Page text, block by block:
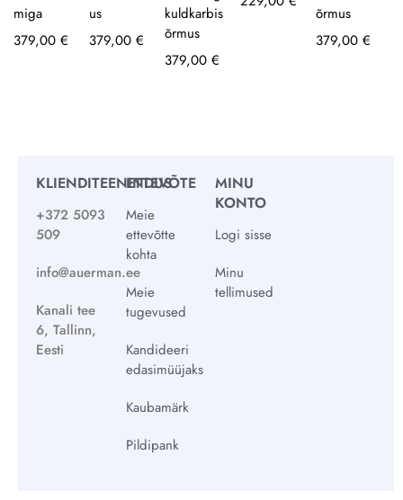
miga
379,00 €
us
379,00 €
kuldkarbis
õrmus
379,00 €
õrmus
379,00 €
KLIENDITEENINDUS
+372 5093
509
info@auerman.ee
Kanali tee
6, Tallinn,
Eesti
ETTEVÕTE
Meie
ettevõtte
kohta
Meie
tugevused
Kandideeri
edasimüüjaks
Kaubamärk
Pildipank
MINU
KONTO
Logi sisse
Minu
tellimused